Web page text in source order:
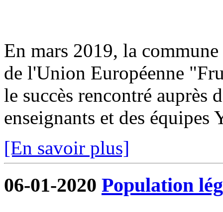
En mars 2019, la
de l'Union Européenne
le succès rencontré auprès
enseignants et des
[En savoir plus]
06-01-2020 Population